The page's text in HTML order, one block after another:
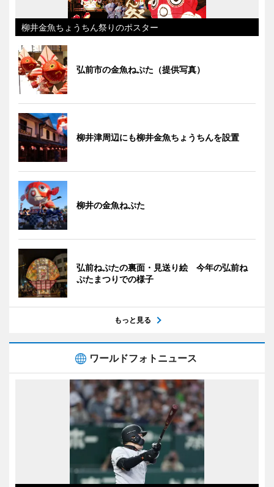
柳井金魚ちょうちん祭りのポスター
弘前市の金魚ねぷた（提供写真）
柳井津周辺にも柳井金魚ちょうちんを設置
柳井の金魚ねぷた
弘前ねぷたの裏面・見送り絵 今年の弘前ね
ぷたまつりでの様子
もっと見る
ワールドフォトニュース